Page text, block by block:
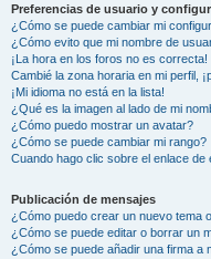
Preferencias de usuario y
¿Cómo se puede cambiar mi
¿Cómo evito que mi nombre de
¡La hora en los foros no es correcta!
Cambié la zona horaria en mi perfil,
¡Mi idioma no está en la lista!
¿Qué es la imagen al lado de mi
¿Cómo puedo mostrar un avatar?
¿Cómo se puede cambiar mi rango?
Cuando hago clic sobre el enlace de
Publicación de mensajes
¿Cómo puedo crear un nuevo tema
¿Cómo se puede editar o borrar un
¿Cómo se puede añadir una firma a